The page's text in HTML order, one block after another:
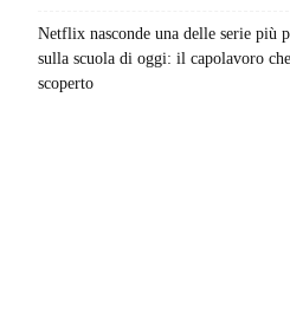
Netflix nasconde una delle serie più
sulla scuola di oggi: il capolavoro
scoperto